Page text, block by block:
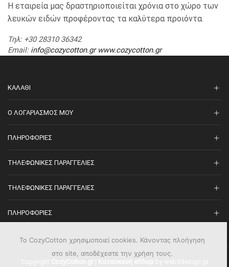
Η εταιρεία μας δραστηριοποιείται χρόνια στο χώρο των
λευκών ειδών προφέροντας τα καλύτερα προιόντα.
Τηλ: +30 28310 36342
Email: info@cozycotton.gr www.cozycotton.gr
ΚΑΛΆΘΙ
O ΛΟΓΑΡΙΑΣΜΌΣ ΜΟΥ
ΠΛΗΡΟΦΟΡΊΕΣ
ΤΗΛΕΦΩΝΙΚΈΣ ΠΑΡΑΓΓΕΛΊΕΣ
ΤΗΛΕΦΩΝΙΚΈΣ ΠΑΡΑΓΓΕΛΊΕΣ
ΠΛΗΡΟΦΟΡΊΕΣ
Το CozyCotton χρησιμοποιεί cookies. Κάνοντας πλοήγηση
στο site, αποδέχεστε την χρήση τους.